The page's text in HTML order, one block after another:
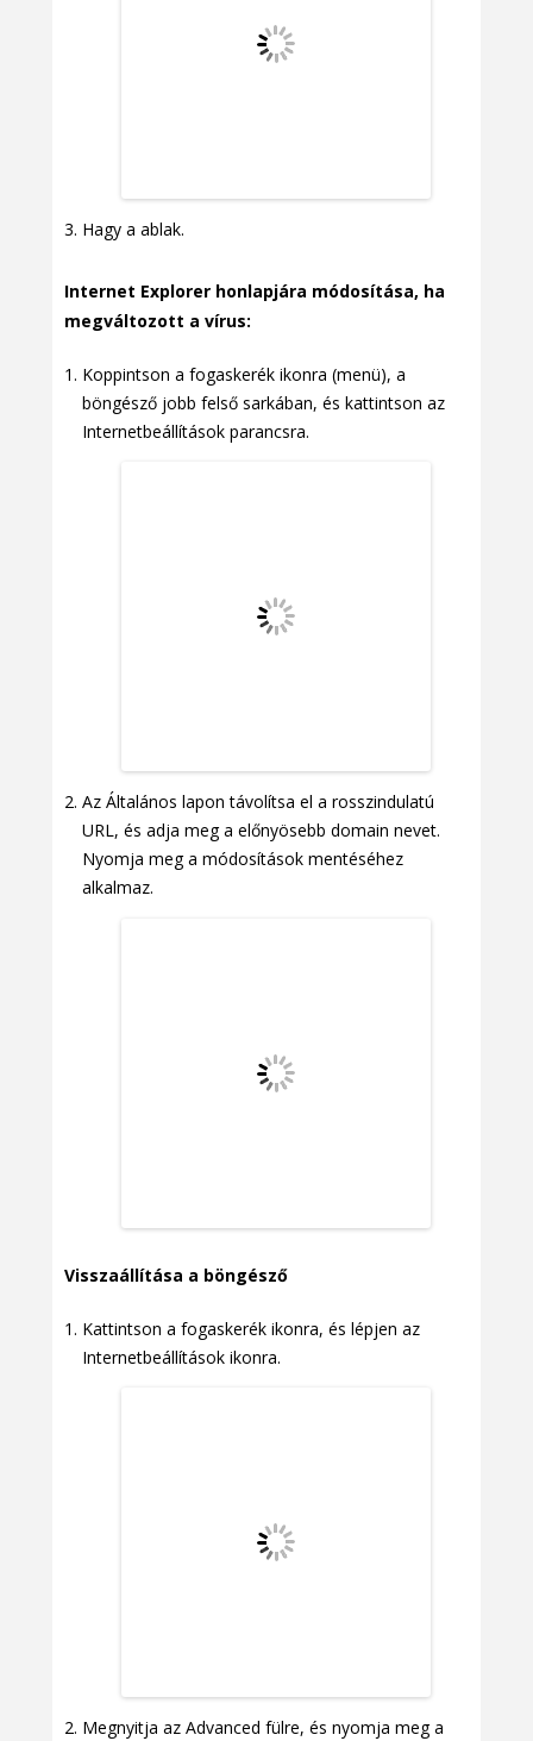
Hagy a ablak.
Internet Explorer honlapjára módosítása, ha
megváltozott a vírus:
Koppintson a fogaskerék ikonra (menü), a
böngésző jobb felső sarkában, és kattintson az
Internetbeállítások parancsra.
Az Általános lapon távolítsa el a rosszindulatú
URL, és adja meg a előnyösebb domain nevet.
Nyomja meg a módosítások mentéséhez
alkalmaz.
Visszaállítása a böngésző
Kattintson a fogaskerék ikonra, és lépjen az
Internetbeállítások ikonra.
Megnyitja az Advanced fülre, és nyomja meg a